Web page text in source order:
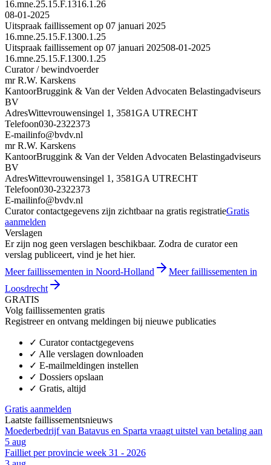
16.mne.25.15.F.1316.1.26
08-01-2025
Uitspraak faillissement op 07 januari 2025
16.mne.25.15.F.1300.1.25
Uitspraak faillissement op 07 januari 202508-01-2025
16.mne.25.15.F.1300.1.25
Curator / bewindvoerder
mr R.W. Karskens
KantoorBruggink & Van der Velden Advocaten Belastingadviseurs
BV
AdresWittevrouwensingel 1, 3581GA UTRECHT
Telefoon030-2322373
E-mailinfo@bvdv.nl
mr R.W. Karskens
KantoorBruggink & Van der Velden Advocaten Belastingadviseurs
BV
AdresWittevrouwensingel 1, 3581GA UTRECHT
Telefoon030-2322373
E-mailinfo@bvdv.nl
Curator contactgegevens zijn zichtbaar na gratis registratieGratis
aanmelden
Verslagen
Er zijn nog geen verslagen beschikbaar. Zodra de curator een
verslag publiceert, vind je het hier.
Meer faillissementen in Noord-Holland
Meer faillissementen in
Loosdrecht
GRATIS
Volg faillissementen gratis
Registreer en ontvang meldingen bij nieuwe publicaties
✓ Curator contactgegevens
✓ Alle verslagen downloaden
✓ E-mailmeldingen instellen
✓ Dossiers opslaan
✓ Gratis, altijd
Gratis aanmelden
Laatste faillissementsnieuws
Moederbedrijf van Batavus en Sparta vraagt uitstel van betaling aan
5 aug
Failliet per provincie week 31 - 2026